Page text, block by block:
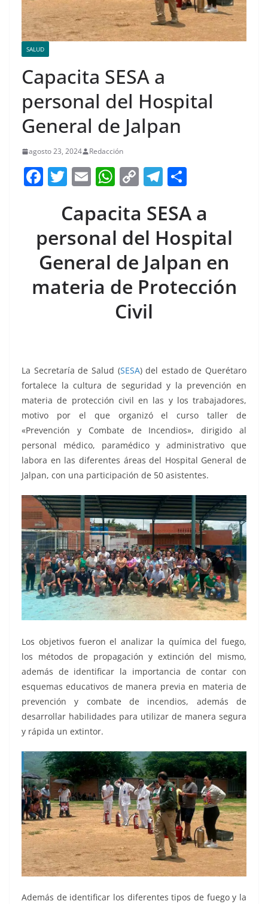
SALUD
Capacita SESA a
personal del Hospital
General de Jalpan
agosto 23, 2024 Redacción
F
e
b
o
o
T
itt
er
E
ai
l
W
at
s
A
p
p
C
p
y
Li
n
k
T
e
gr
a
m
ar
e
Capacita SESA a
personal del Hospital
General de Jalpan en
materia de Protección
Civil
La Secretaría de Salud (SESA) del estado de Querétaro
fortalece la cultura de seguridad y la prevención en
materia de protección civil en las y los trabajadores,
motivo por el que organizó el curso taller de
«Prevención y Combate de Incendios», dirigido al
personal médico, paramédico y administrativo que
labora en las diferentes áreas del Hospital General de
Jalpan, con una participación de 50 asistentes.
Los objetivos fueron el analizar la química del fuego,
los métodos de propagación y extinción del mismo,
además de identificar la importancia de contar con
esquemas educativos de manera previa en materia de
prevención y combate de incendios, además de
desarrollar habilidades para utilizar de manera segura
y rápida un extintor.
Además de identificar los diferentes tipos de fuego y la